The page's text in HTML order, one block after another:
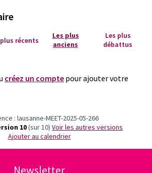
récents
Les plus
anciens
Les plus
débattus
créez un compte pour ajouter votre
: lausanne-MEET-2025-05-266
10(sur 10)
voir les autres versions
Ajouter au calendrier
Newsletter